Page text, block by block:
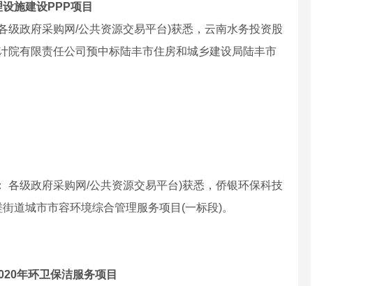
施建设PPP项目
政府采购网/公共资源交易平台)获悉，云南水务投资股
院有限责任公司预中标陆丰市住房和城乡建设局陆丰市
级政府采购网/公共资源交易平台)获悉，侨银环保科技
道城市市容环境综合管理服务项目(一标段)。
年环卫保洁服务项目